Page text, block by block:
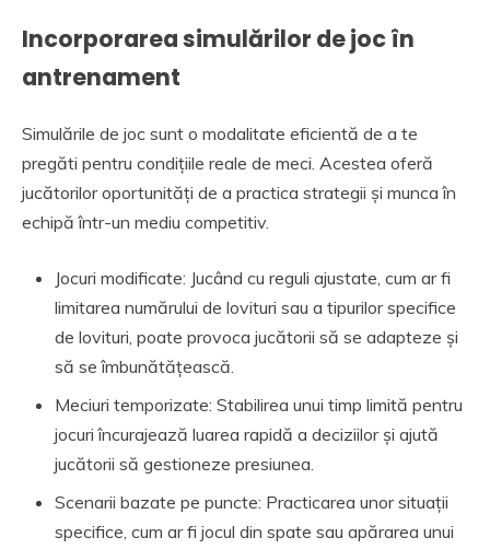
Incorporarea simulărilor de joc în
antrenament
Simulările de joc sunt o modalitate eficientă de a te
pregăti pentru condițiile reale de meci. Acestea oferă
jucătorilor oportunități de a practica strategii și munca în
echipă într-un mediu competitiv.
Jocuri modificate: Jucând cu reguli ajustate, cum ar fi
limitarea numărului de lovituri sau a tipurilor specifice
de lovituri, poate provoca jucătorii să se adapteze și
să se îmbunătățească.
Meciuri temporizate: Stabilirea unui timp limită pentru
jocuri încurajează luarea rapidă a deciziilor și ajută
jucătorii să gestioneze presiunea.
Scenarii bazate pe puncte: Practicarea unor situații
specifice, cum ar fi jocul din spate sau apărarea unui